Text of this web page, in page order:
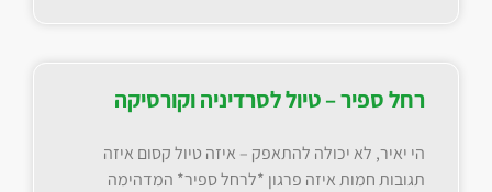
רחל ספיר – טיול לסרדיניה וקורסיקה
הי יאיר, לא יכולה להתאפק – איזה טיול קסום איזה
תגובות חמות איזה פרגון *לרחל ספיר* המדהימה